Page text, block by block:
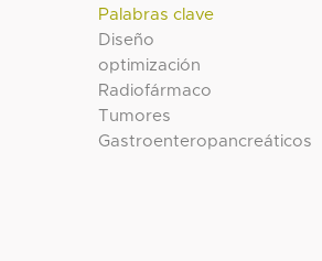
Palabras clave
Diseño
optimización
Radiofármaco
Tumores
Gastroenteropancreáticos